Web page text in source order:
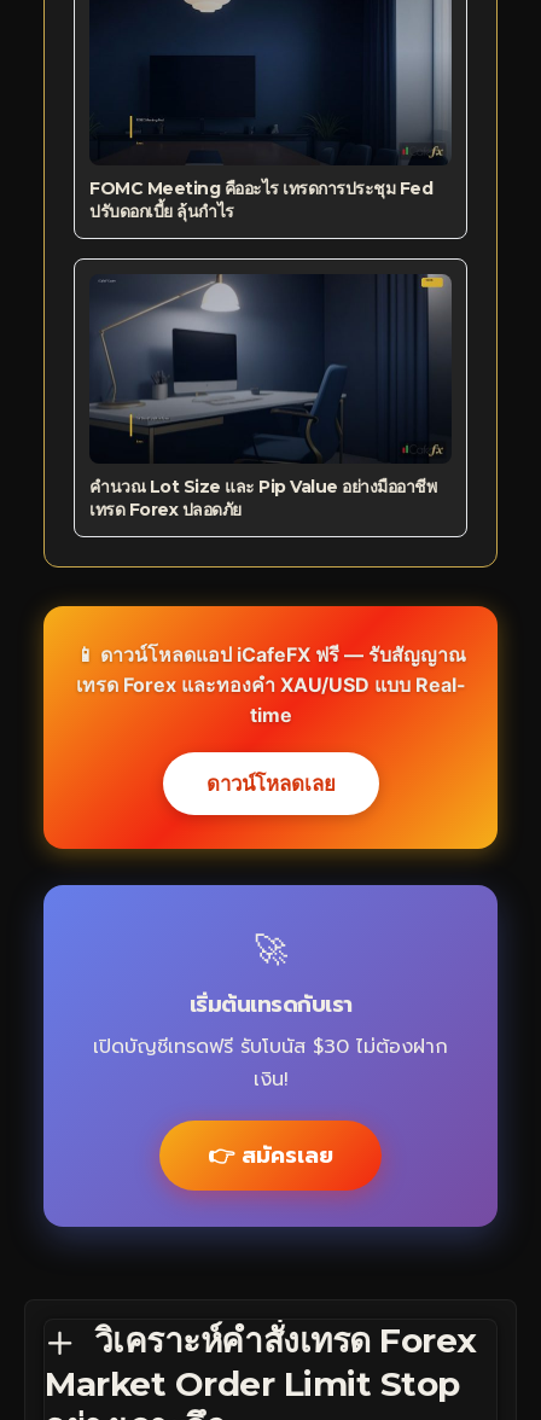
FOMC Meeting คืออะไร เทรดการประชุม Fed
ปรับดอกเบี้ย ลุ้นกำไร
คำนวณ Lot Size และ Pip Value อย่างมืออาชีพ
เทรด Forex ปลอดภัย
📱 ดาวน์โหลดแอป iCafeFX ฟรี — รับสัญญาณ
เทรด Forex และทองคำ XAU/USD แบบ Real-
time
ดาวน์โหลดเลย
🚀
เริ่มต้นเทรดกับเรา
เปิดบัญชีเทรดฟรี รับโบนัส $30 ไม่ต้องฝาก
เงิน!
👉 สมัครเลย
วิเคราะห์คำสั่งเทรด Forex
Market Order Limit Stop